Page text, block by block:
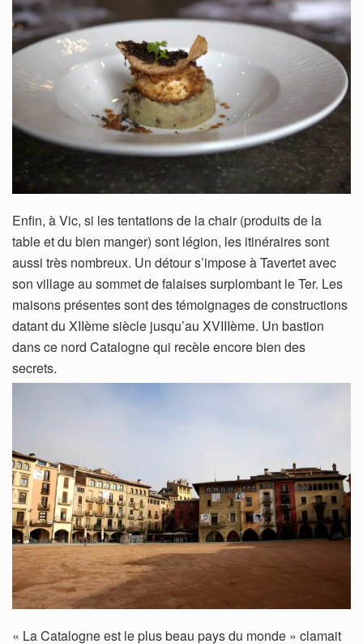
Enfin, à Vic, si les tentations de la chair (produits de la
table et du bien manger) sont légion, les itinéraires sont
aussi très nombreux. Un détour s’impose à Tavertet avec
son village au sommet de falaises surplombant le Ter. Les
maisons présentes sont des témoignages de constructions
datant du XIIème siècle jusqu’au XVIIIème. Un bastion
dans ce nord Catalogne qui recèle encore bien des
secrets.
« La Catalogne est le plus beau pays du monde » clamait